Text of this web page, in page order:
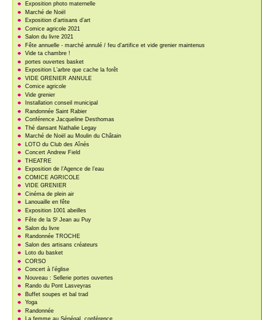
Exposition photo maternelle
Marché de Noël
Exposition d’artisans d’art
Comice agricole 2021
Salon du livre 2021
Fête annuelle - marché annulé / feu d’artifice et vide grenier maintenus
Vide ta chambre !
portes ouvertes basket
Exposition L’arbre que cache la forêt
VIDE GRENIER ANNULE
Comice agricole
Vide grenier
Installation conseil municipal
Randonnée Saint Rabier
Conférence Jacqueline Desthomas
Thé dansant Nathalie Legay
Marché de Noël au Moulin du Châtain
LOTO du Club des Aînés
Concert Andrew Field
THEATRE
Exposition de l’Agence de l’eau
COMICE AGRICOLE
VIDE GRENIER
Cinéma de plein air
Lanouaille en fête
Exposition 1001 abeilles
Fête de la St Jean au Puy
Salon du livre
Randonnée TROCHE
Salon des artisans créateurs
Loto du basket
CORSO
Concert à l’église
Nouveau : Sellerie portes ouvertes
Rando du Pont Lasveyras
Buffet soupes et bal trad
Yoga
Randonnée